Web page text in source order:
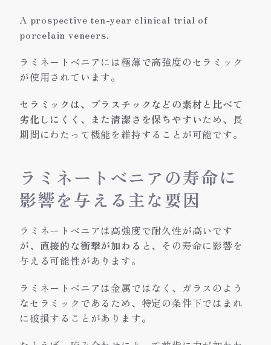
A prospective ten-year clinical trial of
porcelain veneers.
ラミネートベニアには極薄で高強度のセラミック
が使用されています。
セラミックは、プラスチックなどの素材と比べて
劣化しにくく、また清潔さを保ちやすいため、長
期間にわたって機能を維持することが可能です。
ラミネートベニアの寿命に
影響を与える主な要因
ラミネートベニアは高強度で耐久性が高いです
が、 直接的な衝撃が加わる と、その寿命に影響を
与える可能性があります。
ラミネートベニアは金属ではなく、ガラスのよう
なセラミックであるため、特定の条件下ではまれ
に破損することがあります。